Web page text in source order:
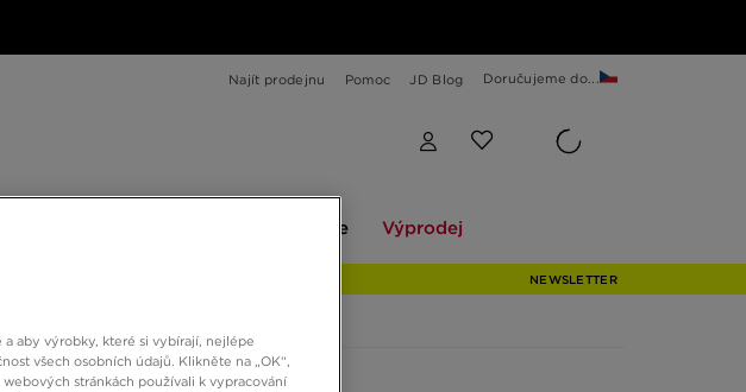
Najít prodejnu Pomoc JD Blog Doručujeme do...
Explore Výprodej
NEWSLETTER
aby výrobky, které si vybírají, nejlépe
všech osobních údajů. Klikněte na „OK“,
stránkách používali k vypracování